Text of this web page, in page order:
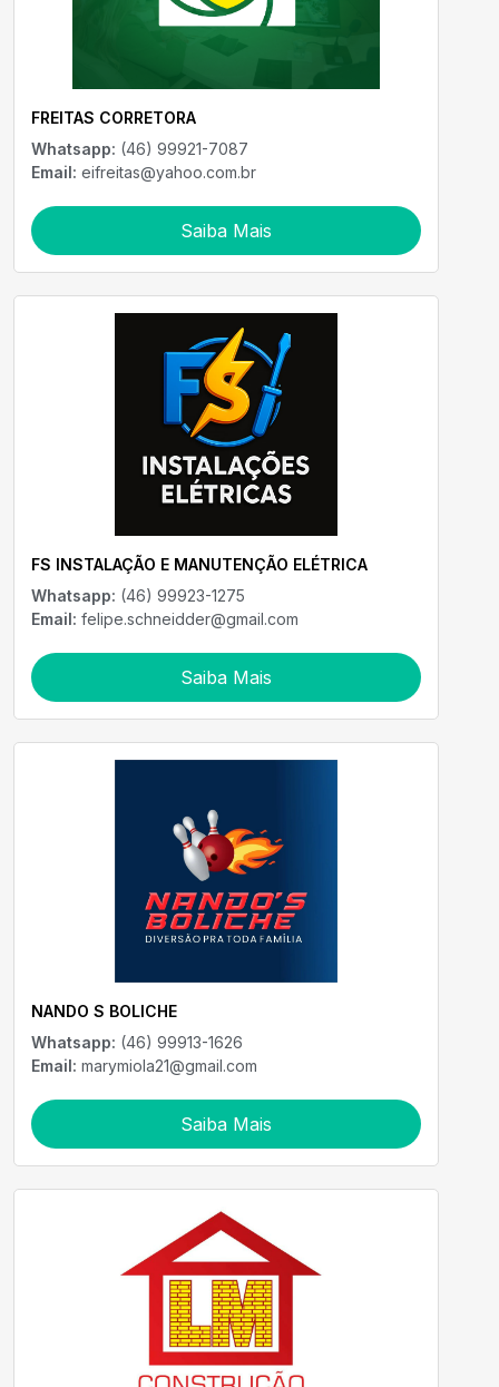
FREITAS CORRETORA
Whatsapp: (46) 99921-7087
Email: eifreitas@yahoo.com.br
Saiba Mais
FS INSTALAÇÃO E MANUTENÇÃO ELÉTRICA
Whatsapp: (46) 99923-1275
Email: felipe.schneidder@gmail.com
Saiba Mais
NANDO S BOLICHE
Whatsapp: (46) 99913-1626
Email: marymiola21@gmail.com
Saiba Mais